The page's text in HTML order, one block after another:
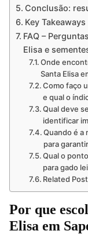
Conclusão:
Key Takeaways
FAQ –
Elisa e
Onde
Santa Elisa
Como faço
e qual o
Qual deve
identificar
Quando é a
para
Qual o
para gado
Related
Por que
Elisa em